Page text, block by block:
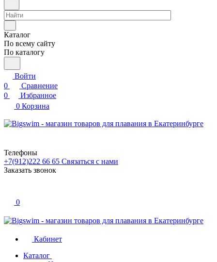
Каталог
По всему сайту
По каталогу
Войти
0
Сравнение
0
Избранное
0 Корзина
Телефоны
+7(912)222 66 65 Связаться с нами
Заказать звонок
0
Кабинет
Каталог